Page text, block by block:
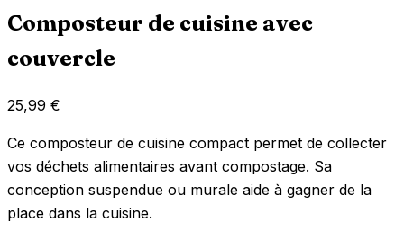
Composteur de cuisine avec
couvercle
25,99 €
Ce composteur de cuisine compact permet de collecter
vos déchets alimentaires avant compostage. Sa
conception suspendue ou murale aide à gagner de la
place dans la cuisine.